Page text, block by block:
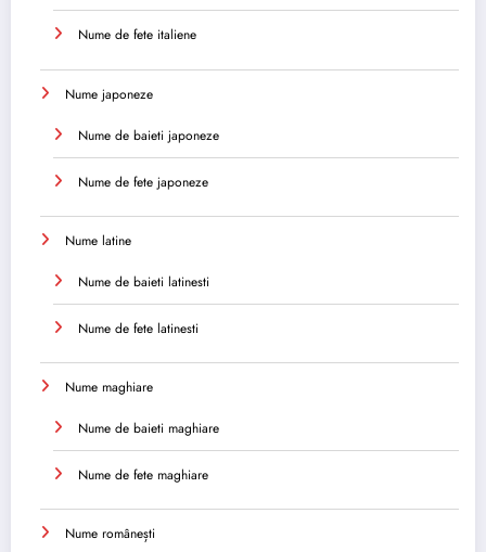
Nume de fete italiene
Nume japoneze
Nume de baieti japoneze
Nume de fete japoneze
Nume latine
Nume de baieti latinesti
Nume de fete latinesti
Nume maghiare
Nume de baieti maghiare
Nume de fete maghiare
Nume românești